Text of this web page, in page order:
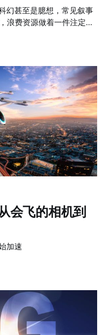
幻甚至是臆想，常见叙事
浪费资源做着一件注定无
继投身这场冒险？
会飞的相机到
加速